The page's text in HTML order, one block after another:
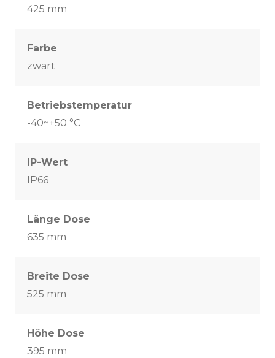
425 mm
Farbe
zwart
Betriebstemperatur
-40~+50 °C
IP-Wert
IP66
Länge Dose
635 mm
Breite Dose
525 mm
Höhe Dose
395 mm